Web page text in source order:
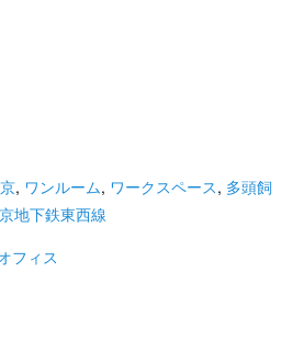
, ワンルーム, ワークスペース, 多頭飼
地下鉄東西線
フィス